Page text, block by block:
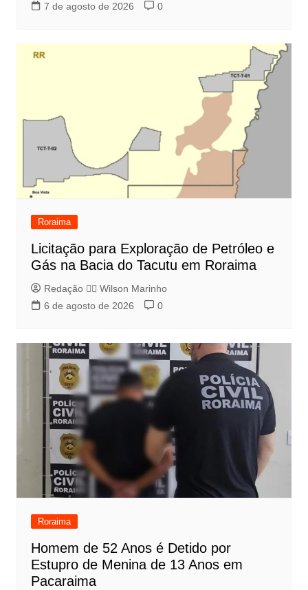
7 de agosto de 2026
0
Roraima
Licitação para Exploração de Petróleo e
Gás na Bacia do Tacutu em Roraima
Redação 👨‍⚖️​ Wilson Marinho
6 de agosto de 2026
0
Roraima
Homem de 52 Anos é Detido por
Estupro de Menina de 13 Anos em
Pacaraima